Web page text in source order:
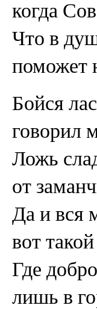
когда
Что в
поможет
Бойся
говорил
Ложь
от
Да и вся
вот
Где
лишь в